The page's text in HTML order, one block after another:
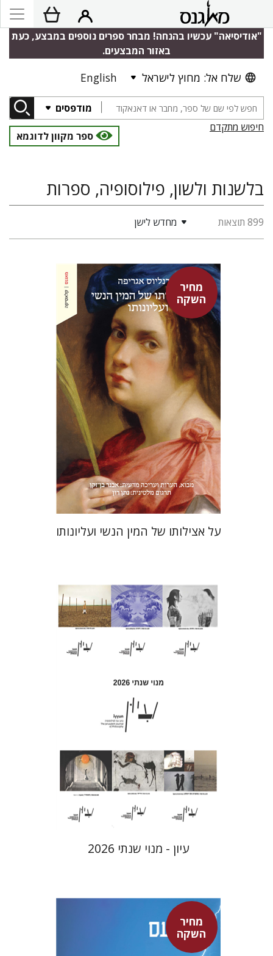
"אודיסיאה" עכשיו בהנחה! מבחר ספרים נוספים במבצע, כעת
באזור המבצעים.
שלח אל: מחוץ לישראל English
מודפסים
חיפוש מתקדם
ספר מקוון לדוגמא
בלשנות ולשון, פילוסופיה, ספרות
899 תוצאות מחדש לישן
מחיר
השקה
היינריך קורנליוס אגריפה
אבנר בן-זקן
נתן רון
מחיר השקה
$31
$22
על אצילותו של המין הנשי ועליונותו
חגי כנען
הנחת אתר ספר מודפס
$77
$69
עיון - מנוי שנתי 2026
מחיר
השקה
סנקה
דבורה גילולה
דבורה גילולה